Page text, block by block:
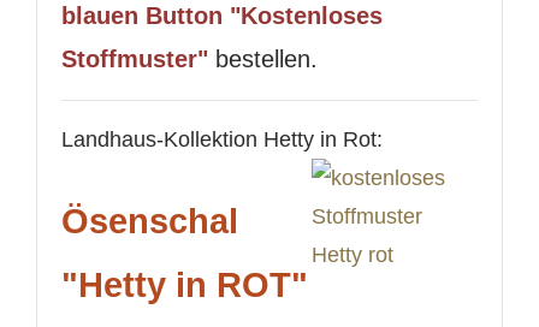
blauen Button "Kostenloses
Stoffmuster" bestellen.
Landhaus-Kollektion Hetty in Rot:
Ösenschal
"Hetty in ROT"